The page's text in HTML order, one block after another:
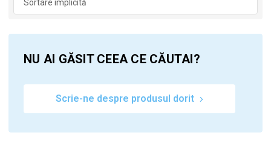
NU AI GĂSIT CEEA CE CĂUTAI?
Scrie-ne despre produsul dorit